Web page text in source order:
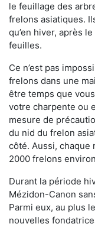
le feuillage des
frelons asiatiques.
qu’en hiver, après
feuilles.
Ce n’est pas
frelons dans une
être temps que
votre charpente ou
mesure de
du nid du frelon
côté. Aussi, chaque
2000 frelons
Durant la période
Mézidon-Canon
Parmi eux, au plus
nouvelles